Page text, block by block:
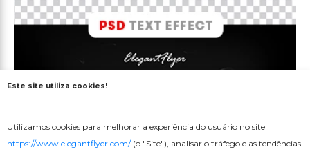
Este site utiliza cookies!
Utilizamos cookies para melhorar a experiência do usuário no site
https://www.elegantflyer.com/(o "Site"), analisar o tráfego e as tendências